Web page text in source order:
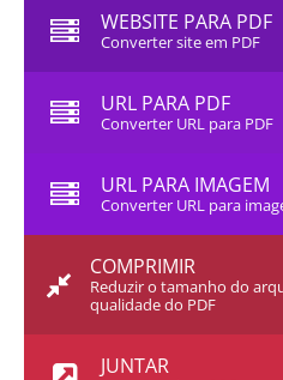
WEBSITE PARA PDF
Converter site em PDF
URL PARA PDF
Converter URL para PDF
URL PARA IMAGEM
Converter URL para
COMPRIMIR
Reduzir o tamanho do
qualidade do PDF
JUNTAR